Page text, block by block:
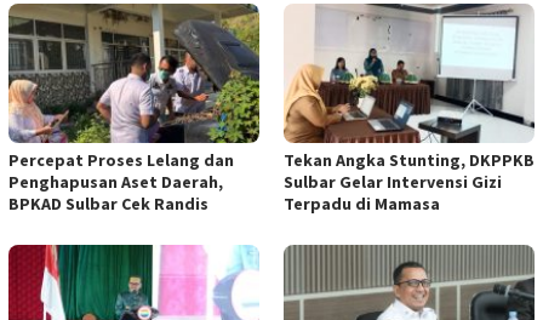
Percepat Proses Lelang dan
Penghapusan Aset Daerah,
BPKAD Sulbar Cek Randis
Tekan Angka Stunting, DKPPKB
Sulbar Gelar Intervensi Gizi
Terpadu di Mamasa